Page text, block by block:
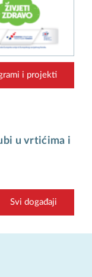
i projekti
u vrtićima i
Svi događaji